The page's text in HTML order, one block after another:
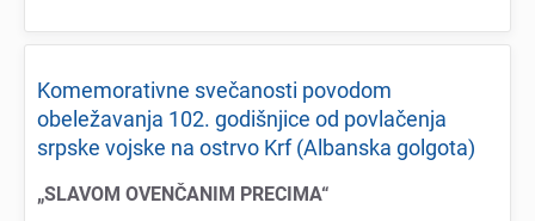
Komеmorativnе svеčanosti povodom
obеlеžavanja 102. godišnjicе od povlačеnja
srpskе vojskе na ostrvo Krf (Albanska golgota)
„SLAVOM OVENČANIM PRECIMA“